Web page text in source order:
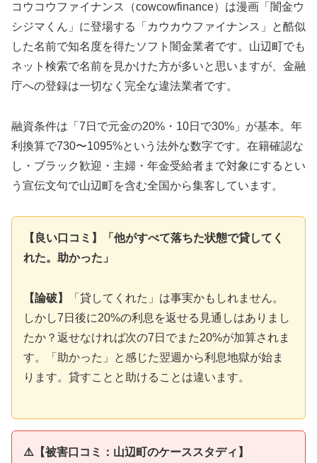
コウコウファイナンス（cowcowfinance）は漫画「闇金ウ
シジマくん」に登場する「カウカウファイナンス」と酷似
した名前で知名度を得たソフト闇金業者です。山辺町でも
ネット検索で名前を見かけた方が多いと思いますが、金融
庁への登録は一切なく完全な違法業者です。
融資条件は「7日で元金の20%・10日で30%」が基本。年
利換算で730〜1095%という法外な数字です。在籍確認な
し・ブラック歓迎・主婦・年金受給者まで対象にするとい
う宣伝文句で山辺町を含む全国から集客しています。
【良い口コミ】「他がすべて落ちた状態で貸してく
れた。助かった」
【論破】
「貸してくれた」は事実かもしれません。
しかし7日後に20%の利息を返せる見通しはありまし
たか？返せなければ次の7日でまた20%が加算されま
す。「助かった」と感じた翌週から利息地獄が始ま
ります。貸すことと助けることは違います。
⚠️【被害口コミ：山辺町のケーススタディ】